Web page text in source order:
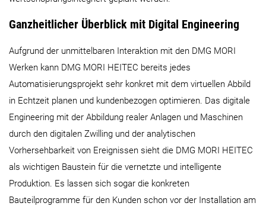
Ganzheitlicher Überblick mit Digital Engineering
Aufgrund der unmittelbaren Interaktion mit den DMG MORI
Werken kann DMG MORI HEITEC bereits jedes
Automatisierungsprojekt sehr konkret mit dem virtuellen Abbild
in Echtzeit planen und kundenbezogen optimieren. Das digitale
Engineering mit der Abbildung realer Anlagen und Maschinen
durch den digitalen Zwilling und der analytischen
Vorhersehbarkeit von Ereignissen sieht die DMG MORI HEITEC
als wichtigen Baustein für die vernetzte und intelligente
Produktion. Es lassen sich sogar die konkreten
Bauteilprogramme für den Kunden schon vor der Installation am